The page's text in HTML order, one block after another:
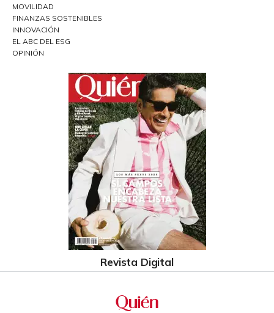
MOVILIDAD
FINANZAS SOSTENIBLES
INNOVACIÓN
EL ABC DEL ESG
OPINIÓN
Revista Digital